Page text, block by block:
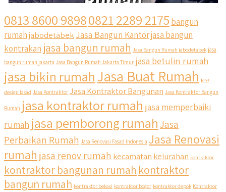
qyusipersada
@qyusipersada 3 years ago
Siapa yang udah masuk List untuk Bangun dan Renovasi
0813 8600 98980821 2289 2175 bangun
rumahjabodetabek Jasa Bangun Kantorjasa bangun
kontrakan jasa bangun rumah Jasa Bangun Rumah jabodetabek jasa
bangun rumah jakarta Jasa Bangun Rumah Jakarta Timur jasa betulin rumah
jasa bikin rumahJasa Buat Rumah jasa
design fasad Jasa Kontraktor Jasa Kontraktor Bangunan Jasa Kontraktor Bangun
Rumah jasa kontraktor rumah jasa memperbaiki
rumah jasa pemborong rumahJasa
Perbaikan Rumah Jasa Renovasi Fasad Indonesia Jasa Renovasi
rumah jasa renov rumah kecamatan kelurahan kontraktor
kontraktor bangunan rumah kontraktor
bangun rumah kontraktor bekasi kontraktor bogor kontraktor depok Kontraktor